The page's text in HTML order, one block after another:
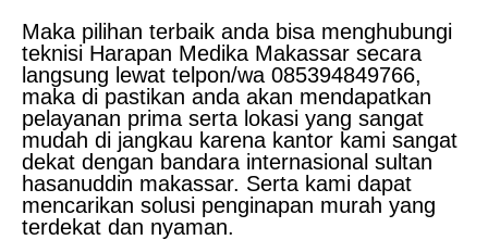
Maka pilihan terbaik anda bisa menghubungi
teknisi Harapan Medika Makassar secara
langsung lewat telpon/wa 085394849766,
maka di pastikan anda akan mendapatkan
pelayanan prima serta lokasi yang sangat
mudah di jangkau karena kantor kami sangat
dekat dengan bandara internasional sultan
hasanuddin makassar. Serta kami dapat
mencarikan solusi penginapan murah yang
terdekat dan nyaman.